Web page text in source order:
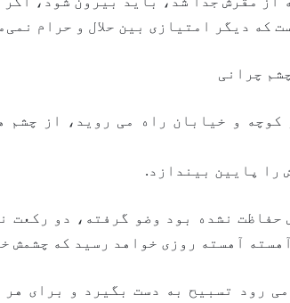
که دیگر امتیازی بین حلال و حرام
چرانی
کوچه و خیابان راه می روید، از
را پایین بیندازد.
حفاظت نشده بود وضو گرفته، دو رکعت
آهسته روزی خواهد رسید که چشمش
می رود تسبیح به دست بگیرد و برای